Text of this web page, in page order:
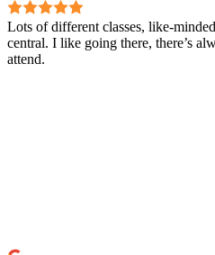
Lots of different classes, like-
central. I like going there, there’s
attend.